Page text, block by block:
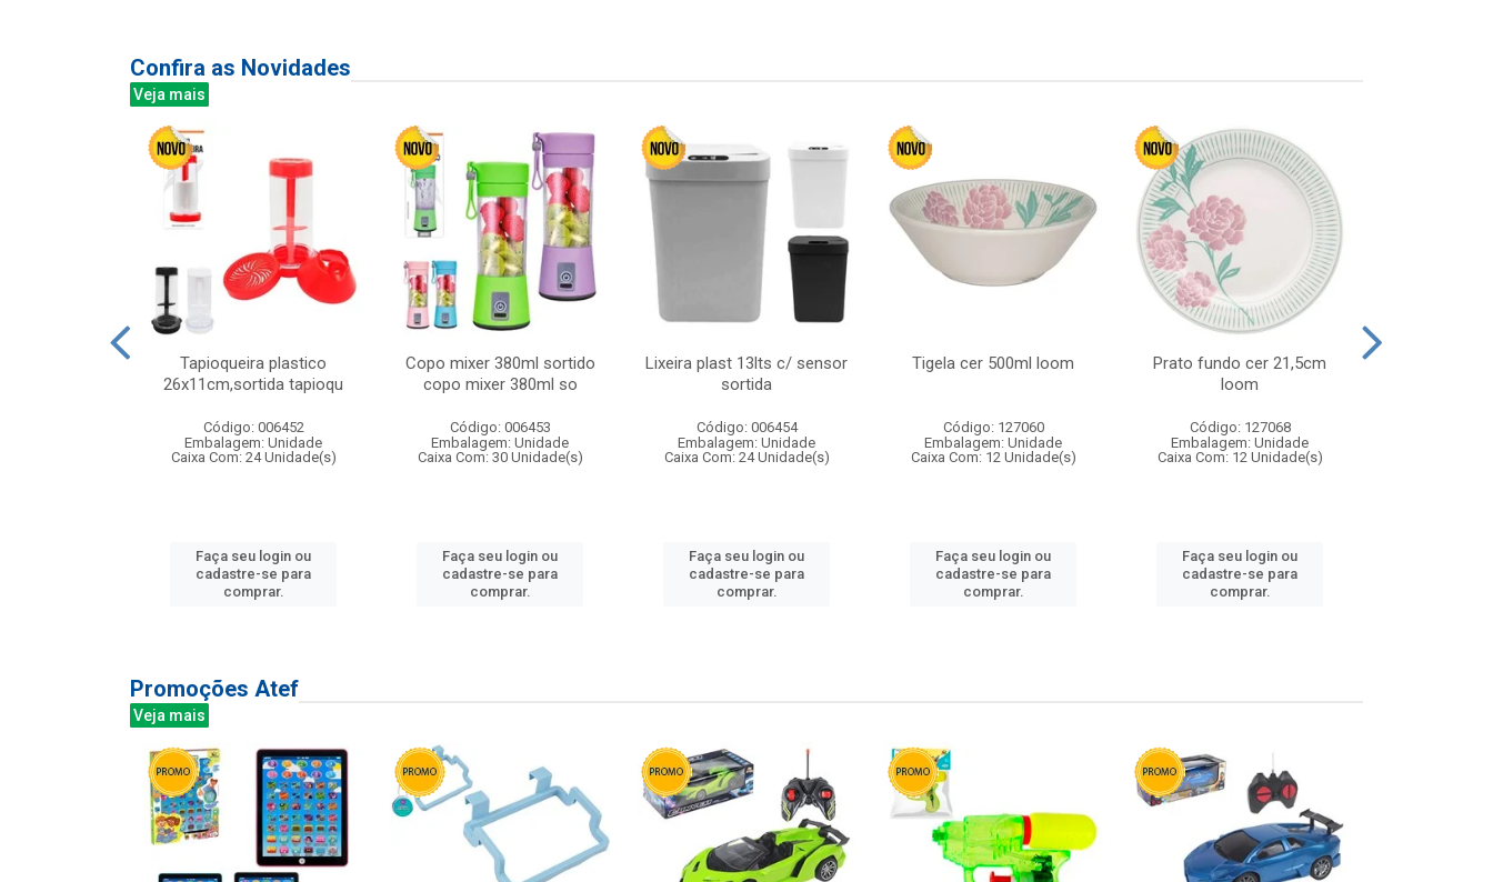
Confira as Novidades
Veja mais
Tapioqueira plastico
26x11cm,sortida tapioqu
Código: 006452
Embalagem: Unidade
Caixa Com: 24 Unidade(s)
Faça seu login ou
cadastre-se para
comprar.
Copo mixer 380ml sortido
copo mixer 380ml so
Código: 006453
Embalagem: Unidade
Caixa Com: 30 Unidade(s)
Faça seu login ou
cadastre-se para
comprar.
Lixeira plast 13lts c/ sensor
sortida
Código: 006454
Embalagem: Unidade
Caixa Com: 24 Unidade(s)
Faça seu login ou
cadastre-se para
comprar.
Tigela cer 500ml loom
Código: 127060
Embalagem: Unidade
Caixa Com: 12 Unidade(s)
Faça seu login ou
cadastre-se para
comprar.
Prato fundo cer 21,5cm
loom
Código: 127068
Embalagem: Unidade
Caixa Com: 12 Unidade(s)
Faça seu login ou
cadastre-se para
comprar.
Promoções Atef
Veja mais